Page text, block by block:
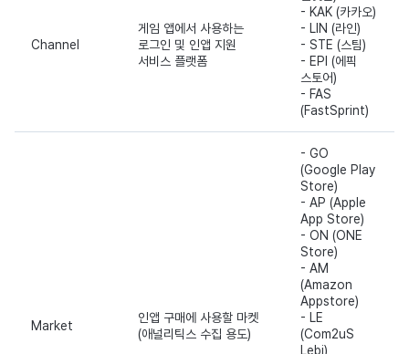
Channel
게임 앱에서 사용하는
로그인 및 인앱 지원
서비스 플랫폼
- KAK (카카오)
- LIN (라인)
- STE (스팀)
- EPI (에픽
스토어)
- FAS
(FastSprint)
Market
인앱 구매에 사용할 마켓
(애널리틱스 수집 용도)
- GO
(Google Play
Store)
- AP (Apple
App Store)
- ON (ONE
Store)
- AM
(Amazon
Appstore)
- LE
(Com2uS
Lebi)